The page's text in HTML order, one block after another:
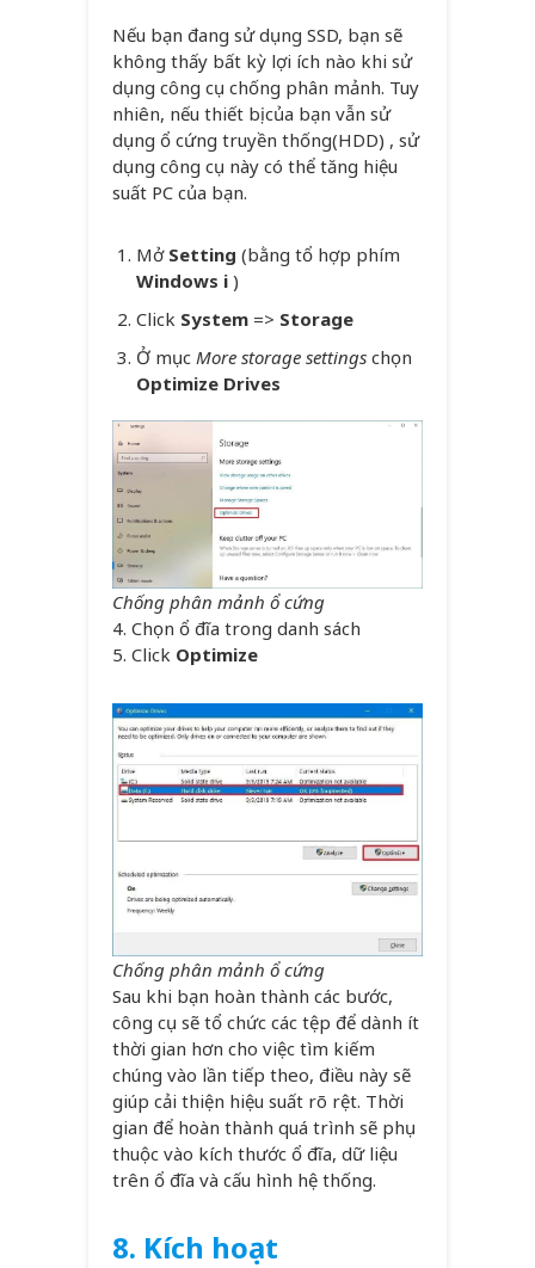
Nếu bạn đang sử dụng SSD, bạn sẽ
không thấy bất kỳ lợi ích nào khi sử
dụng công cụ chống phân mảnh. Tuy
nhiên, nếu thiết bị của bạn vẫn sử
dụng ổ cứng truyền thống(HDD) , sử
dụng công cụ này có thể tăng hiệu
suất PC của bạn.
Mở Setting (bằng tổ hợp phím
Windows i )
Click System => Storage
Ở mục More storage settings chọn
Optimize Drives
Chống phân mảnh ổ cứng
4. Chọn ổ đĩa trong danh sách
5. Click Optimize
Chống phân mảnh ổ cứng
Sau khi bạn hoàn thành các bước,
công cụ sẽ tổ chức các tệp để dành ít
thời gian hơn cho việc tìm kiếm
chúng vào lần tiếp theo, điều này sẽ
giúp cải thiện hiệu suất rõ rệt. Thời
gian để hoàn thành quá trình sẽ phụ
thuộc vào kích thước ổ đĩa, dữ liệu
trên ổ đĩa và cấu hình hệ thống.
8. Kích hoạt